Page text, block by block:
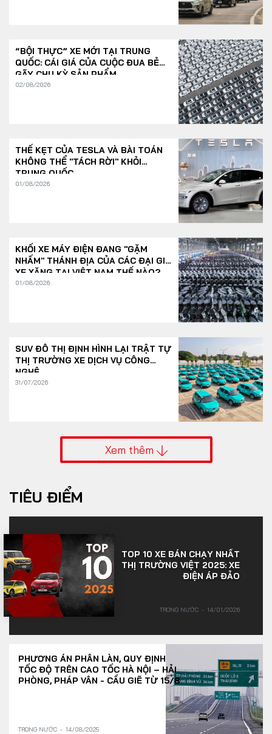
“BỘI THỰC” XE MỚI TẠI TRUNG
QUỐC: CÁI GIÁ CỦA CUỘC ĐUA BẺ
GÃY CHU KỲ SẢN PHẨM
02/08/2026
THẾ KẸT CỦA TESLA VÀ BÀI TOÁN
KHÔNG THỂ "TÁCH RỜI" KHỎI
TRUNG QUỐC
01/08/2026
KHỐI XE MÁY ĐIỆN ĐANG "GẶM
NHẤM" THÁNH ĐỊA CỦA CÁC ĐẠI GIA
XE XĂNG TẠI VIỆT NAM THẾ NÀO?
01/08/2026
SUV ĐÔ THỊ ĐỊNH HÌNH LẠI TRẬT TỰ
THỊ TRƯỜNG XE DỊCH VỤ CÔNG
NGHỆ
31/07/2026
Xem thêm
TIÊU ĐIỂM
TOP 10 XE BÁN CHẠY NHẤT
THỊ TRƯỜNG VIỆT 2025: XE
ĐIỆN ÁP ĐẢO
TRONG NƯỚC 14/01/2026
PHƯƠNG ÁN PHÂN LÀN, QUY ĐỊNH
TỐC ĐỘ TRÊN CAO TỐC HÀ NỘI – HẢI
PHÒNG, PHÁP VÂN - CẦU GIẼ TỪ 15/8
TRONG NƯỚC 14/08/2025